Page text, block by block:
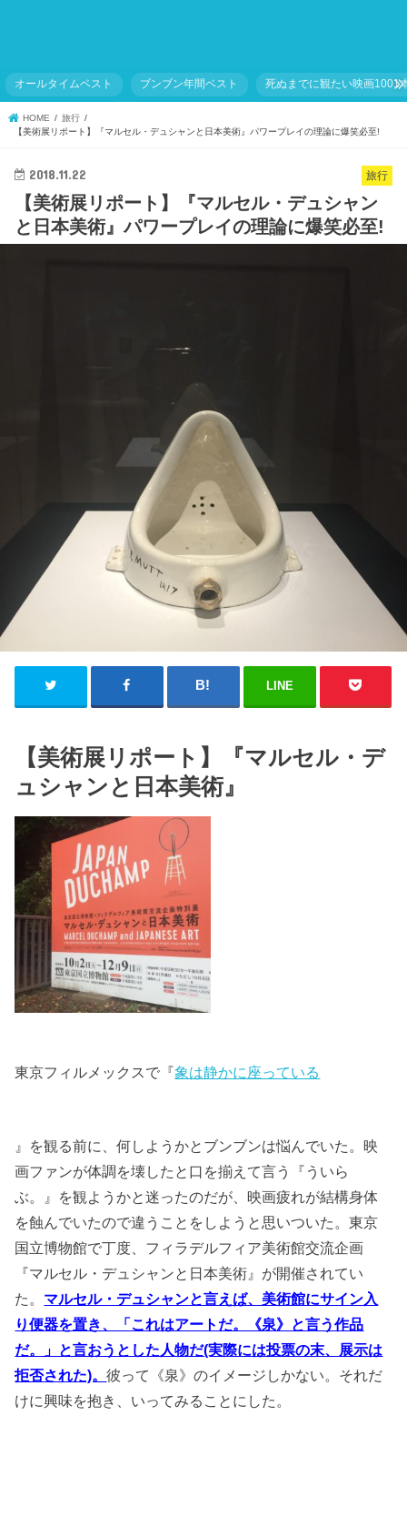
オールタイムベスト ブンブン年間ベスト 死ぬまでに観たい映画1001
HOME
旅行
【美術展リポート】『マルセル・デュシャンと日本美術』パワープレイの理論に爆笑必至!
旅行
2018.11.22
【美術展リポート】『マルセル・デュシャン
と日本美術』パワープレイの理論に爆笑必至!
LINE
【美術展リポート】『マルセル・デ
ュシャンと日本美術』
東京フィルメックスで『象は静かに座っている
』を観る前に、何しようかとブンブンは悩んでいた。映
画ファンが体調を壊したと口を揃えて言う『ういら
ぶ。』を観ようかと迷ったのだが、映画疲れが結構身体
を蝕んでいたので違うことをしようと思いついた。東京
国立博物館で丁度、フィラデルフィア美術館交流企画
『マルセル・デュシャンと日本美術』が開催されてい
た。 マルセル・デュシャンと言えば、美術館にサイン入
り便器を置き、「これはアートだ。《泉》と言う作品
だ。」と言おうとした人物だ(実際には投票の末、展示は
拒否された)。彼って《泉》のイメージしかない。それだ
けに興味を抱き、いってみることにした。